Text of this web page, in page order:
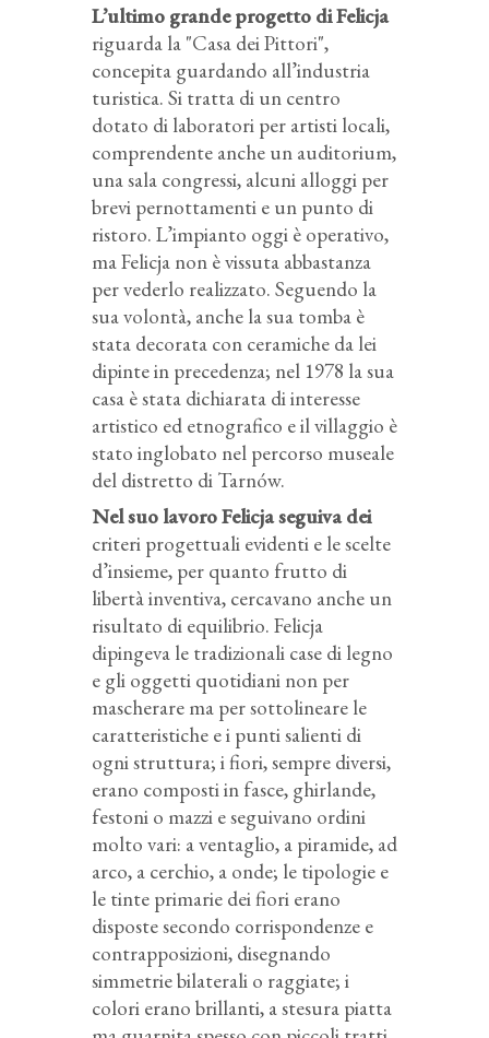
L’ultimo grande progetto di Felicja
riguarda la "Casa dei Pittori",
concepita guardando all’industria
turistica. Si tratta di un centro
dotato di laboratori per artisti locali,
comprendente anche un auditorium,
una sala congressi, alcuni alloggi per
brevi pernottamenti e un punto di
ristoro. L’impianto oggi è operativo,
ma Felicja non è vissuta abbastanza
per vederlo realizzato. Seguendo la
sua volontà, anche la sua tomba è
stata decorata con ceramiche da lei
dipinte in precedenza; nel 1978 la sua
casa è stata dichiarata di interesse
artistico ed etnografico e il villaggio è
stato inglobato nel percorso museale
del distretto di Tarnów.
Nel suo lavoro Felicja seguiva dei
criteri progettuali evidenti e le scelte
d’insieme, per quanto frutto di
libertà inventiva, cercavano anche un
risultato di equilibrio. Felicja
dipingeva le tradizionali case di legno
e gli oggetti quotidiani non per
mascherare ma per sottolineare le
caratteristiche e i punti salienti di
ogni struttura; i fiori, sempre diversi,
erano composti in fasce, ghirlande,
festoni o mazzi e seguivano ordini
molto vari: a ventaglio, a piramide, ad
arco, a cerchio, a onde; le tipologie e
le tinte primarie dei fiori erano
disposte secondo corrispondenze e
contrapposizioni, disegnando
simmetrie bilaterali o raggiate; i
colori erano brillanti, a stesura piatta